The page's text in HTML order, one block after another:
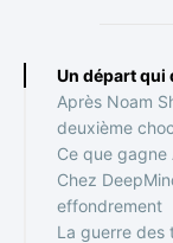
Un départ qui
Après Noam
deuxième choc
Ce que gagne
Chez
effondrement
La guerre des